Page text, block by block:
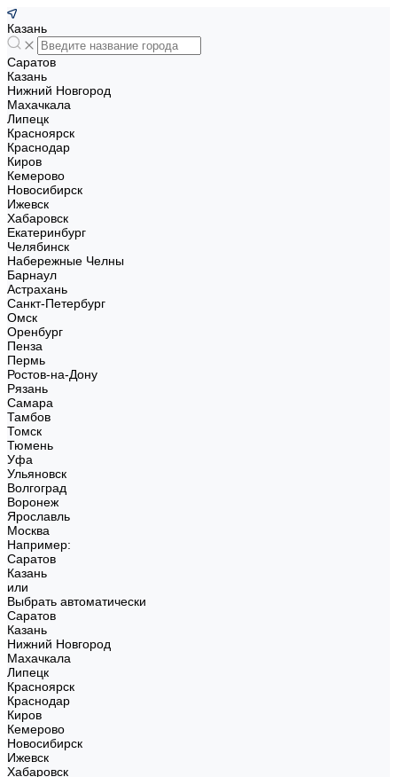
Казань
Саратов
Казань
Нижний Новгород
Махачкала
Липецк
Красноярск
Краснодар
Киров
Кемерово
Новосибирск
Ижевск
Хабаровск
Екатеринбург
Челябинск
Набережные Челны
Барнаул
Астрахань
Санкт-Петербург
Омск
Оренбург
Пенза
Пермь
Ростов-на-Дону
Рязань
Самара
Тамбов
Томск
Тюмень
Уфа
Ульяновск
Волгоград
Воронеж
Ярославль
Москва
Например:
Саратов
Казань
или
Выбрать автоматически
Саратов
Казань
Нижний Новгород
Махачкала
Липецк
Красноярск
Краснодар
Киров
Кемерово
Новосибирск
Ижевск
Хабаровск